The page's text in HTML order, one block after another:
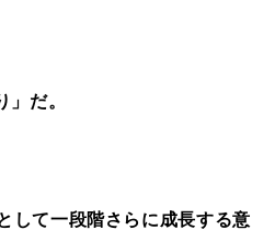
だ。
して一段階さらに成長する意